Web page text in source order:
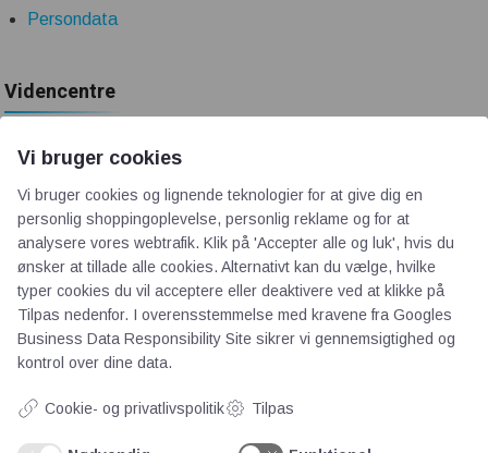
Persondata
Videncentre
Teknologisk Institut
Videncentre
Litteratur
Forkortelser
Ståbi
Værd at besøge
Vi bruger cookies
Vi bruger cookies og lignende teknologier for at give dig en
personlig shoppingoplevelse, personlig reklame og for at
analysere vores webtrafik. Klik på 'Accepter alle og luk', hvis du
ønsker at tillade alle cookies. Alternativt kan du vælge, hvilke
typer cookies du vil acceptere eller deaktivere ved at klikke på
Tilpas nedenfor. I overensstemmelse med kravene fra Googles
Business Data Responsibility Site sikrer vi gennemsigtighed og
kontrol over dine data.
Cookie- og privatlivspolitik Tilpas